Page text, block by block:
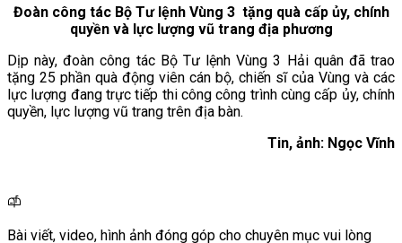
Đoàn công tác Bộ Tư lệnh Vùng 3 tặng quà cấp ủy, chính
quyền và lực lượng vũ trang địa phương
Dịp này, đoàn công tác Bộ Tư lệnh Vùng 3 Hải quân đã trao
tặng 25 phần quà động viên cán bộ, chiến sĩ của Vùng và các
lực lượng đang trực tiếp thi công công trình cùng cấp ủy, chính
quyền, lực lượng vũ trang trên địa bàn.
Tin, ảnh: Ngọc Vĩnh
Bài viết, video, hình ảnh đóng góp cho chuyên mục vui lòng